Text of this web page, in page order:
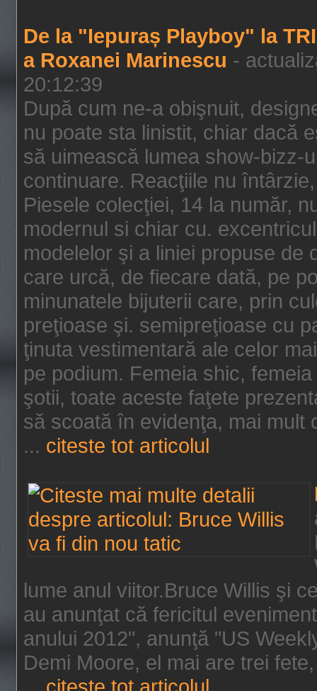
De la "Iepuraș Playboy" la
a Roxanei Marinescu -
20:12:39
După cum ne-a obişnuit,
nu poate sta linistit, chiar dacă
să uimească lumea show-bizz-
continuare. Reacţiile nu
Piesele colecţiei, 14 la număr,
modernul si chiar cu.
modelelor şi a liniei propuse de
care urcă, de fiecare dată, pe
minunatele bijuterii care, prin
preţioase şi. semipreţioase cu
ţinuta vestimentară ale celor
pe podium. Femeia shic,
şotii, toate aceste faţete
să scoată în evidenţa, mai mult
... citeste tot articolul
lume anul viitor.Bruce Willis şi
au anunţat că fericitul
anului 2012", anunţă "US
Demi Moore, el mai are trei